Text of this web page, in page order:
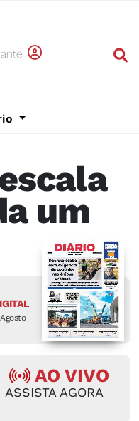
um
AO VIVO
ASSISTA AGORA